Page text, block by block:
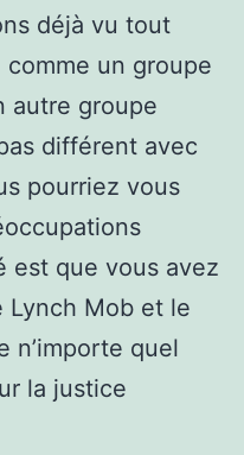
déjà vu tout
un groupe
autre groupe
différent avec
pourriez vous
est que vous avez
Lynch Mob et le
n’importe quel
la justice